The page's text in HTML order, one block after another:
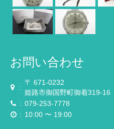
お問い合わせ
:
〒 671-0232
姫路市御国野町御着319-16
: 079-253-7778
: 10:00 〜 19:00